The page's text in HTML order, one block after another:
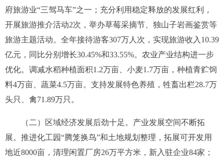
府旅游业“三驾马车”之一；充分利用稳定释放的发展红利，
开展旅游推介活动2次，举办草莓采摘节、独山子岩画鉴赏等
旅游主题活动。全年接待游客307万人次，实现旅游收入 10.39
亿元，同比分别增长30.45%和33.55%。农业产业结构进一步
优化。调减水稻种植面积1.2万亩、小麦1.7万亩，种植青贮饲
料4万亩、蔬菜4.5万亩。支持发展特色养殖，牲畜出栏28.7万
头只、禽71.89万只。
（二）区域经济发展后劲十足。 产业发展空间不断拓
展。推进化工园“腾笼换鸟”和土地规划整理，拓展可开发用
地近8000亩，清理闲置厂房26万平方米，新入驻企业84家；